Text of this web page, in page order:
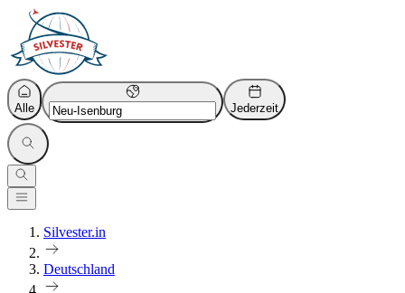
Alle Jederzeit
Silvester.in
Deutschland